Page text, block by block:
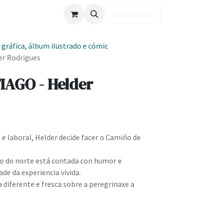
gráfica, álbum ilustrado e cómic
Rodrigues
- Helder
laboral, Helder decide facer o Camiño de
do norte está contada con humor e
da experiencia vivida.
e fresca sobre a peregrinaxe a